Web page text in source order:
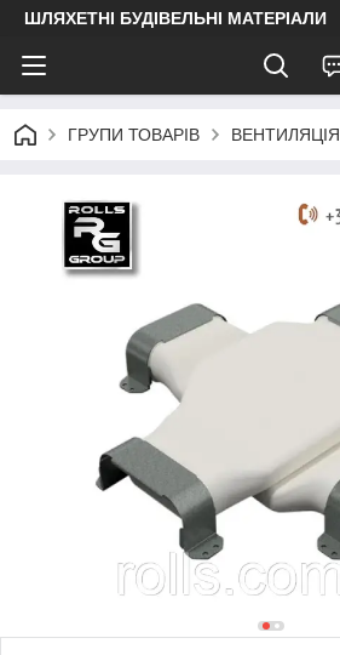
ШЛЯХЕТНІ БУДІВЕЛЬНІ МАТЕРІАЛИ
ГРУПИ ТОВАРІВ ВЕНТИЛЯЦІЯ